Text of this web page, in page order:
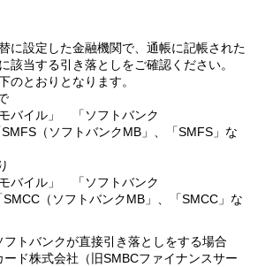
に設定した金融機関で、通帳に記帳された
該当する引き落としをご確認ください。
のとおりとなります。
イル」 「ソフトバンク
（ソフトバンクMB」、「SMFS」な
イル」 「ソフトバンク
（ソフトバンクMB」、「SMCC」な
フトバンクが直接引き落としをする場合
ード株式会社（旧SMBCファイナンスサー